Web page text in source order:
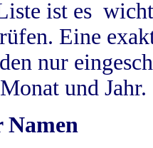
ist es
Eine
nur
und Jahr.
Namen